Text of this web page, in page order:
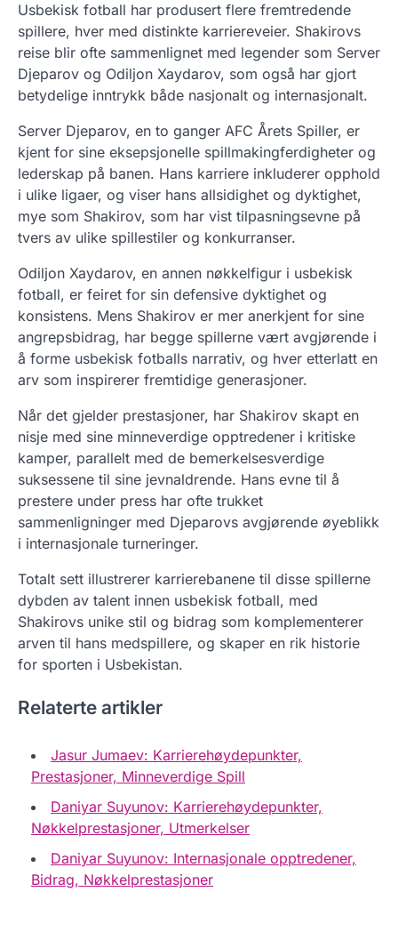
Usbekisk fotball har produsert flere fremtredende
spillere, hver med distinkte karriereveier. Shakirovs
reise blir ofte sammenlignet med legender som Server
Djeparov og Odiljon Xaydarov, som også har gjort
betydelige inntrykk både nasjonalt og internasjonalt.
Server Djeparov, en to ganger AFC Årets Spiller, er
kjent for sine eksepsjonelle spillmakingferdigheter og
lederskap på banen. Hans karriere inkluderer opphold
i ulike ligaer, og viser hans allsidighet og dyktighet,
mye som Shakirov, som har vist tilpasningsevne på
tvers av ulike spillestiler og konkurranser.
Odiljon Xaydarov, en annen nøkkelfigur i usbekisk
fotball, er feiret for sin defensive dyktighet og
konsistens. Mens Shakirov er mer anerkjent for sine
angrepsbidrag, har begge spillerne vært avgjørende i
å forme usbekisk fotballs narrativ, og hver etterlatt en
arv som inspirerer fremtidige generasjoner.
Når det gjelder prestasjoner, har Shakirov skapt en
nisje med sine minneverdige opptredener i kritiske
kamper, parallelt med de bemerkelsesverdige
suksessene til sine jevnaldrende. Hans evne til å
prestere under press har ofte trukket
sammenligninger med Djeparovs avgjørende øyeblikk
i internasjonale turneringer.
Totalt sett illustrerer karrierebanene til disse spillerne
dybden av talent innen usbekisk fotball, med
Shakirovs unike stil og bidrag som komplementerer
arven til hans medspillere, og skaper en rik historie
for sporten i Usbekistan.
Relaterte artikler
Jasur Jumaev: Karrierehøydepunkter,
Prestasjoner, Minneverdige Spill
Daniyar Suyunov: Karrierehøydepunkter,
Nøkkelprestasjoner, Utmerkelser
Daniyar Suyunov: Internasjonale opptredener,
Bidrag, Nøkkelprestasjoner